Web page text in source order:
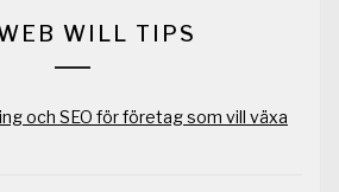
WILL TIPS
och SEO för företag som vill växa